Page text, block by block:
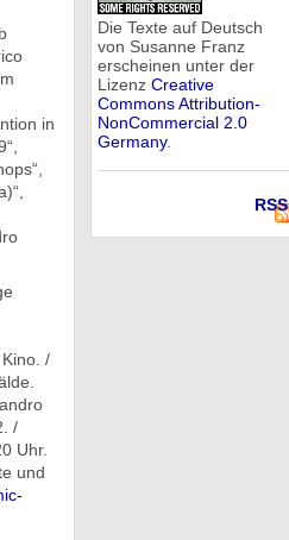
in
/
/
Uhr.
und
Die Texte auf Deutsch
von Susanne Franz
erscheinen unter der
Lizenz Creative
Commons Attribution-
NonCommercial 2.0
Germany.
RSS